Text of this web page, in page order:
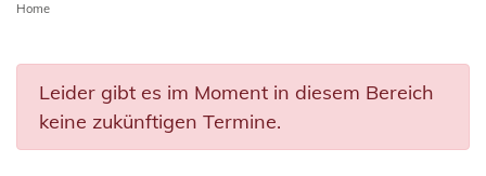
Home
Leider gibt es im Moment in diesem Bereich
keine zukünftigen Termine.